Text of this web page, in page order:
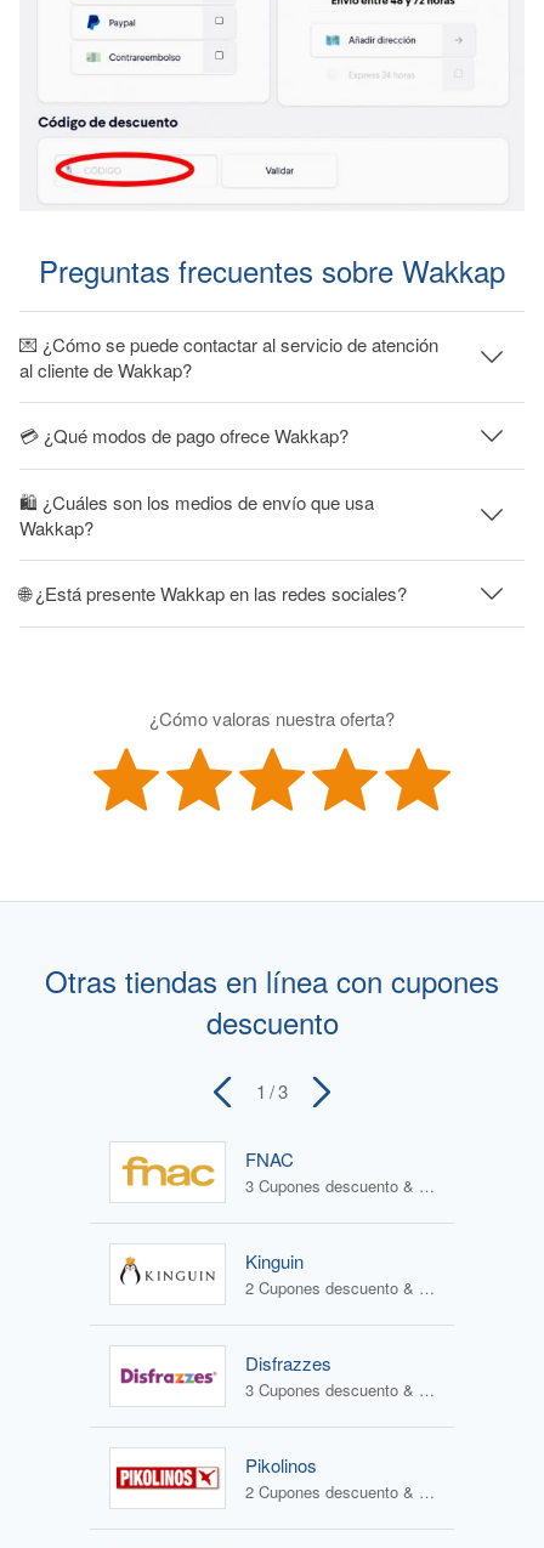
Preguntas frecuentes sobre Wakkap
💌 ¿Cómo se puede contactar al servicio de atención
al cliente de Wakkap?
💳 ¿Qué modos de pago ofrece Wakkap?
🛍 ¿Cuáles son los medios de envío que usa
Wakkap?
🌐 ¿Está presente Wakkap en las redes sociales?
¿Cómo valoras nuestra oferta?
Otras tiendas en línea con cupones
descuento
1 / 3
FNAC
3 Cupones descuento & 4 Ofertas
Kinguin
2 Cupones descuento & 1 Oferta
Disfrazzes
3 Cupones descuento & 2 Ofertas
Pikolinos
2 Cupones descuento & 2 Ofertas